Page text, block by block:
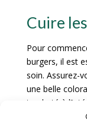
Cuire
Pour
burgers, il est
soin. Assurez-
une belle
tendreté à
avec des